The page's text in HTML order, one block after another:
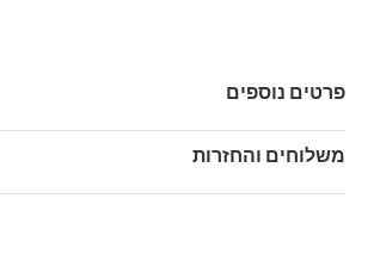
פרטים נוספים
מק"ט: V00RD8EMS
משלוחים והחזרות